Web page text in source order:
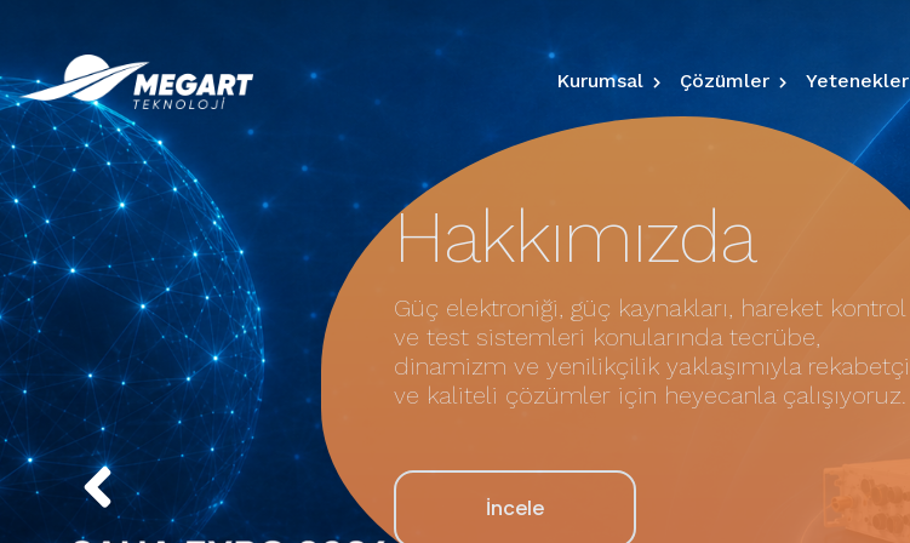
Kurumsal Çözümler Yetenekler
Hakkımızda
Güç elektroniği, güç kaynakları, hareket kontrol
ve test sistemleri konularında tecrübe,
dinamizm ve yenilikçilik yaklaşımıyla rekabetçi
ve kaliteli çözümler için heyecanla çalışıyoruz.
İncele